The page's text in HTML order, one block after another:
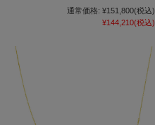
通常価格: ¥151,800(税込)
¥144,210(税込)